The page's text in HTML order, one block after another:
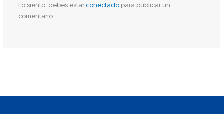
Lo siento, debes estar conectadopara publicar un
comentario.